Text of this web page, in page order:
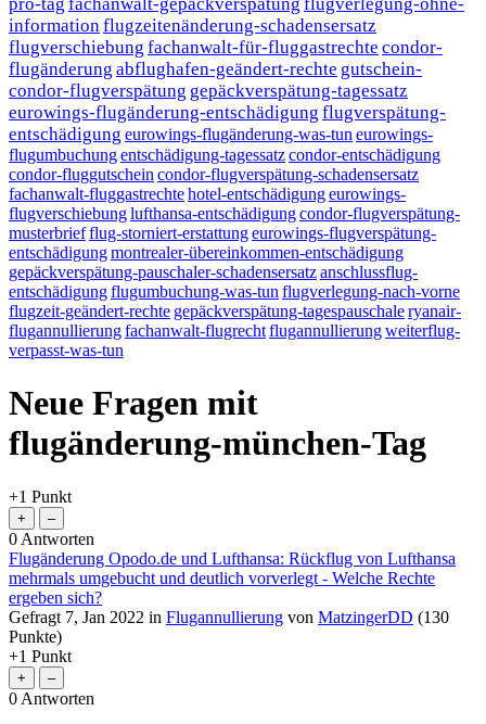
information flugzeitenänderung-schadensersatz
flugverschiebung fachanwalt-für-fluggastrechte condor-
flugänderung abflughafen-geändert-rechte gutschein-
condor-flugverspätung gepäckverspätung-tagessatz
eurowings-flugänderung-entschädigung flugverspätung-
entschädigung eurowings-flugänderung-was-tun eurowings-
flugumbuchungentschädigung-tagessatzcondor-entschädigung
condor-fluggutschein condor-flugverspätung-schadensersatz
fachanwalt-fluggastrechtehotel-entschädigungeurowings-
flugverschiebunglufthansa-entschädigungcondor-flugverspätung-
musterbriefflug-storniert-erstattungeurowings-flugverspätung-
entschädigungmontrealer-übereinkommen-entschädigung
gepäckverspätung-pauschaler-schadensersatzanschlussflug-
entschädigungflugumbuchung-was-tun flugverlegung-nach-vorne
flugzeit-geändert-rechte gepäckverspätung-tagespauschaleryanair-
flugannullierungfachanwalt-flugrechtflugannullierungweiterflug-
verpasst-was-tun
Neue Fragen mit
flugänderung-münchen-Tag
+1 Punkt
0 Antworten
Flugänderung Opodo.de und Lufthansa: Rückflug von Lufthansa
mehrmals umgebucht und deutlich vorverlegt - Welche Rechte
ergeben sich?
Gefragt 7, Jan 2022 in Flugannullierung von MatzingerDD (130
Punkte)
+1 Punkt
0 Antworten